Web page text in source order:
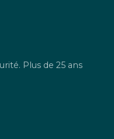
Plus de 25 ans